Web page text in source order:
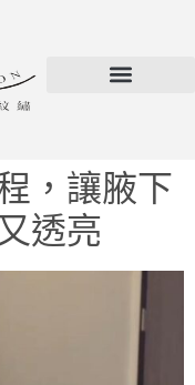
，讓腋下
透亮